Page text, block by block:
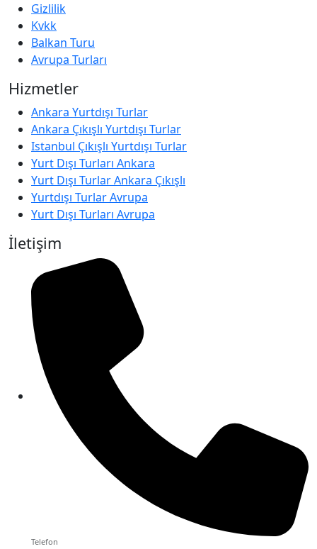
Gizlilik
Kvkk
Balkan Turu
Avrupa Turları
Hizmetler
Ankara Yurtdışı Turlar
Ankara Çıkışlı Yurtdışı Turlar
Istanbul Çıkışlı Yurtdışı Turlar
Yurt Dışı Turları Ankara
Yurt Dışı Turlar Ankara Çıkışlı
Yurtdışı Turlar Avrupa
Yurt Dışı Turları Avrupa
İletişim
Telefon